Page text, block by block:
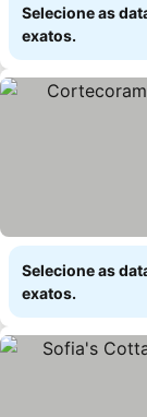
Selecione as
exatos.
Selecione as
exatos.